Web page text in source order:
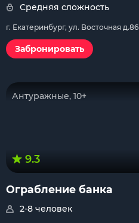
Средняя сложность
г. Екатеринбург, ул. Восточная д.86
Забронировать
Антуражные, 10+
9.3
Ограбление банка
2-8 человек